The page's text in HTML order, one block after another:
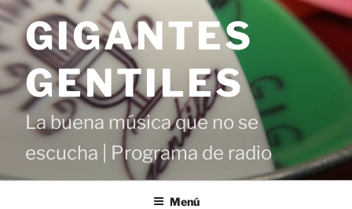
Saltar
contenido
GIGANTES
GENTILES
La buena música que no se
escucha | Programa de radio
Menú